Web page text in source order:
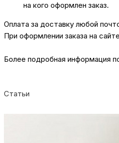
на кого оформлен заказ.
Оплата за доставку любой
При оформлении заказа на
Более подробная информация
Статьи